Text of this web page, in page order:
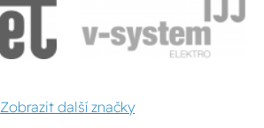
Zobrazit další značky